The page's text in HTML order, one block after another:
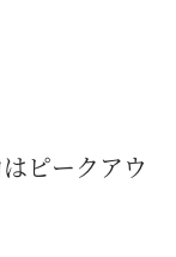
ピークアウ